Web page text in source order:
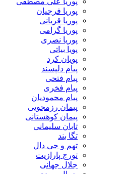
پوریا فرجیان
پوریا قربانی
پوریا گرامی
پوریا نصری
پویا بیاتی
پویان کرد
پیام دلپسند
پیام فتحی
پیام فخری
پیام محمودیان
پیمان رزمجویی
پیمان کوهستانی
تابان سلیمانی
تگا بند
تهم و جی دال
تورج پارازیت
جلال جهانی